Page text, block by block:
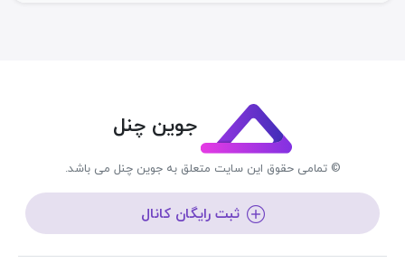
جوین چنل
© تمامی حقوق این سایت متعلق به جوین چنل می باشد.
ثبت رایگان کانال